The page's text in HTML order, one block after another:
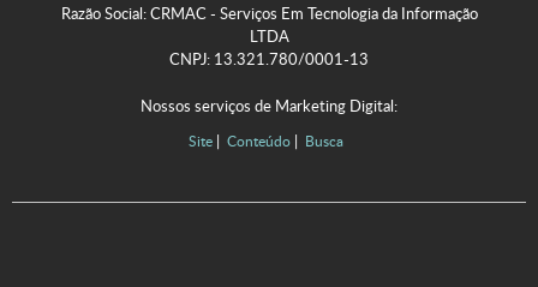
Razão Social: CRMAC - Serviços Em Tecnologia da Informação
LTDA
CNPJ: 13.321.780/0001-13
Nossos serviços de Marketing Digital:
Site Conteúdo Busca